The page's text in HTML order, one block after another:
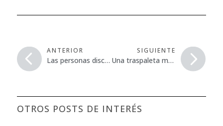
ANTERIOR
Las personas discapacitadas y el mundo laboral
SIGUIENTE
Una traspaleta mecánica atropella al Gerente de Hymcor en Córdoba
OTROS POSTS DE INTERÉS